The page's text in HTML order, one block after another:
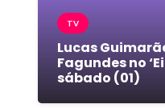
TV
Lucas
Fagundes no
sábado (01)